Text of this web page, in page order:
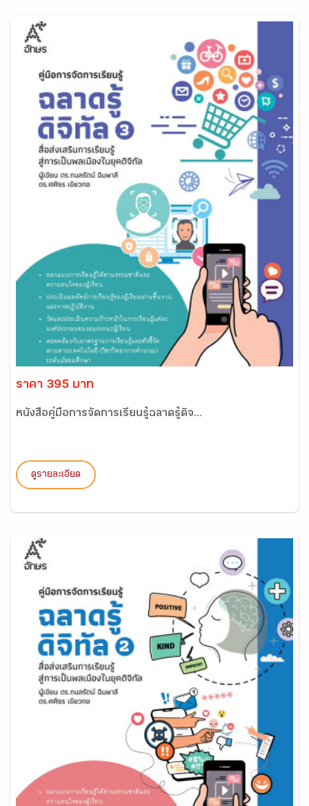
ราคา 395 บาท
หนังสือคู่มือการจัดการเรียนรู้ฉลาดรู้ดิจ...
ดูรายละเอียด